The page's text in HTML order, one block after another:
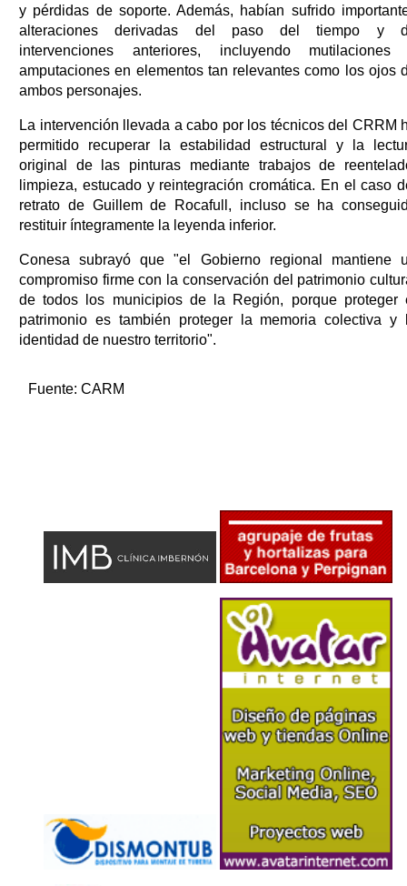
y pérdidas de soporte. Además, habían sufrido
alteraciones derivadas del paso del tiempo y
intervenciones anteriores, incluyendo mutilaciones
amputaciones en elementos tan relevantes como los ojos
ambos personajes.
La intervención llevada a cabo por los técnicos del CRRM
permitido recuperar la estabilidad estructural y la
original de las pinturas mediante trabajos de
limpieza, estucado y reintegración cromática. En el caso
retrato de Guillem de Rocafull, incluso se ha
restituir íntegramente la leyenda inferior.
Conesa subrayó que "el Gobierno regional mantiene
compromiso firme con la conservación del patrimonio
de todos los municipios de la Región, porque proteger
patrimonio es también proteger la memoria colectiva y
identidad de nuestro territorio".
Fuente: CARM